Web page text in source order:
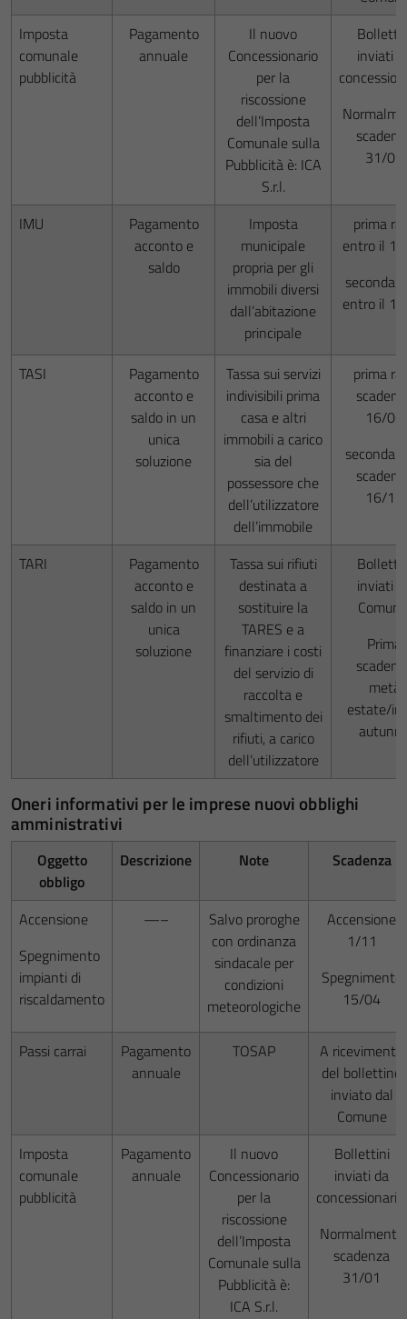
Imposta
comunale
pubblicità
Pagamento
annuale
Il nuovo
Concessionario
per la
riscossione
dell’Imposta
Comunale sulla
Pubblicità è: ICA
S.r.l.
inviati
31/01
IMU
Pagamento
acconto e
saldo
Imposta
municipale
propria per gli
immobili diversi
dall’abitazione
principale
prima
entro il
seconda
entro il
TASI
Pagamento
acconto e
saldo in un
unica
soluzione
Tassa sui servizi
indivisibili prima
casa e altri
immobili a carico
sia del
possessore che
dell’utilizzatore
dell’immobile
prima
16/06
seconda
16/12
TARI
Pagamento
acconto e
saldo in un
unica
soluzione
Tassa sui rifiuti
destinata a
sostituire la
TARES e a
finanziare i costi
del servizio di
raccolta e
smaltimento dei
rifiuti, a carico
dell’utilizzatore
inviati
Prima
metà
estate/
Oneri informativi per le imprese nuovi obblighi
amministrativi
Oggetto
obbligo
Descrizione Note Scadenza
Accensione
Spegnimento
impianti di
riscaldamento
—–
Salvo proroghe
con ordinanza
sindacale per
condizioni
meteorologiche
Accensione
1/11
Spegnimento
15/04
Passi carrai
Pagamento
annuale
TOSAP
A ricevimento
del bollettino
inviato dal
Comune
Imposta
comunale
pubblicità
Pagamento
annuale
Il nuovo
Concessionario
per la
riscossione
dell’Imposta
Comunale sulla
Pubblicità è:
ICA S.r.l.
Bollettini
inviati da
concessionario.
Normalmente
scadenza
31/01